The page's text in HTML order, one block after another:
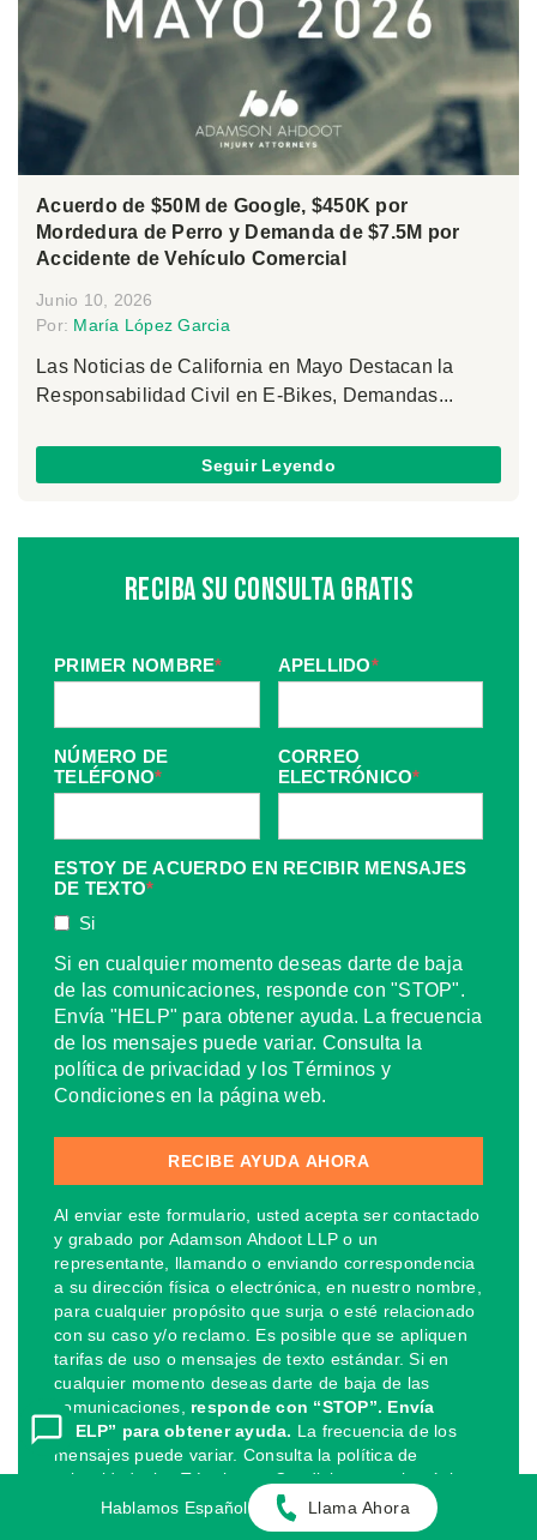
Acuerdo de $50M de Google, $450K por
Mordedura de Perro y Demanda de $7.5M por
Accidente de Vehículo Comercial
Junio 10, 2026
Por: María López Garcia
Las Noticias de California en Mayo Destacan la
Responsabilidad Civil en E-Bikes, Demandas...
Seguir Leyendo
Reciba Su Consulta Gratis
PRIMER NOMBRE* APELLIDO*
NÚMERO DE
TELÉFONO*
CORREO
ELECTRÓNICO*
ESTOY DE ACUERDO EN RECIBIR MENSAJES
DE TEXTO*
Si
Si en cualquier momento deseas darte de baja
de las comunicaciones, responde con "STOP".
Envía "HELP" para obtener ayuda. La frecuencia
de los mensajes puede variar. Consulta la
política de privacidad y los Términos y
Condiciones en la página web.
Al enviar este formulario, usted acepta ser contactado
y grabado por Adamson Ahdoot LLP o un
representante, llamando o enviando correspondencia
a su dirección física o electrónica, en nuestro nombre,
para cualquier propósito que surja o esté relacionado
con su caso y/o reclamo. Es posible que se apliquen
tarifas de uso o mensajes de texto estándar. Si en
cualquier momento deseas darte de baja de las
comunicaciones, responde con “STOP”. Envía
“HELP” para obtener ayuda. La frecuencia de los
mensajes puede variar. Consulta la política de
privacidad y los Términos y Condiciones en la página
Hablamos Español Llama Ahora